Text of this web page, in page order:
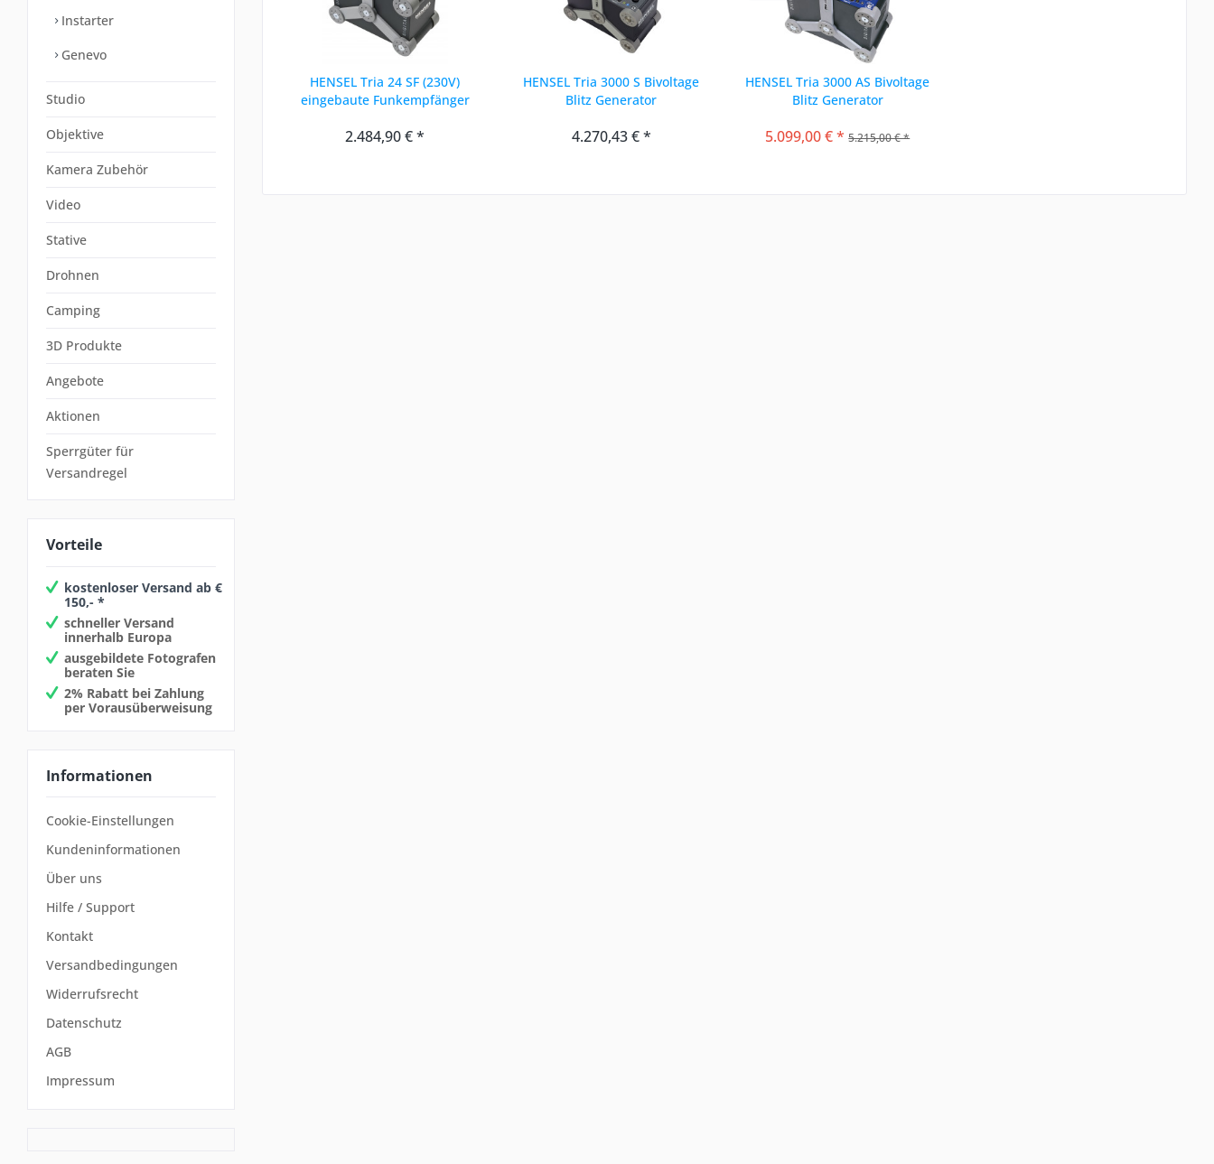
Instarter
Genevo
Studio
Objektive
Kamera Zubehör
Video
Stative
Drohnen
Camping
3D Produkte
Angebote
Aktionen
Sperrgüter für
Versandregel
Vorteile
kostenloser Versand ab €
150,- *
schneller Versand
innerhalb Europa
ausgebildete Fotografen
beraten Sie
2% Rabatt bei Zahlung
per Vorausüberweisung
Informationen
Cookie-Einstellungen
Kundeninformationen
Über uns
Hilfe / Support
Kontakt
Versandbedingungen
Widerrufsrecht
Datenschutz
AGB
Impressum
HENSEL Tria 24 SF (230V)
eingebaute Funkempfänger
2.484,90 € *
HENSEL Tria 3000 S Bivoltage
Blitz Generator
4.270,43 € *
HENSEL Tria 3000 AS Bivoltage
Blitz Generator
5.099,00 € * 5.215,00 € *